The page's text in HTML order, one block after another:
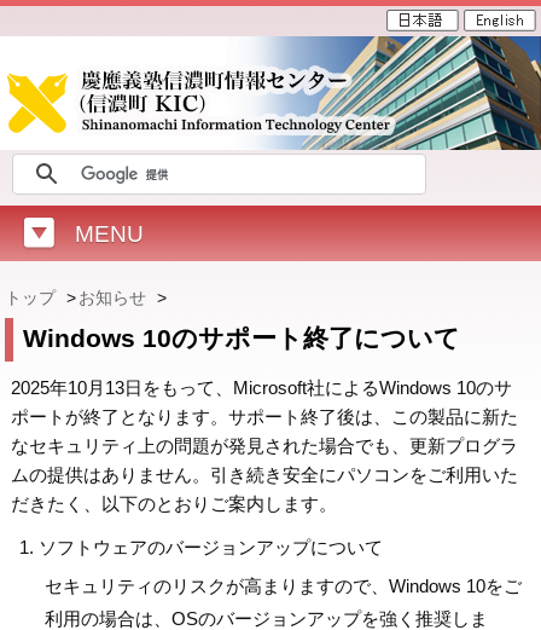
MENU
トップ >お知らせ >
Windows 10のサポート終了について
2025年10月13日をもって、Microsoft社によるWindows 10のサ
ポートが終了となります。サポート終了後は、この製品に新た
なセキュリティ上の問題が発見された場合でも、更新プログラ
ムの提供はありません。引き続き安全にパソコンをご利用いた
だきたく、以下のとおりご案内します。
ソフトウェアのバージョンアップについて
セキュリティのリスクが高まりますので、Windows 10をご
利用の場合は、OSのバージョンアップを強く推奨しま